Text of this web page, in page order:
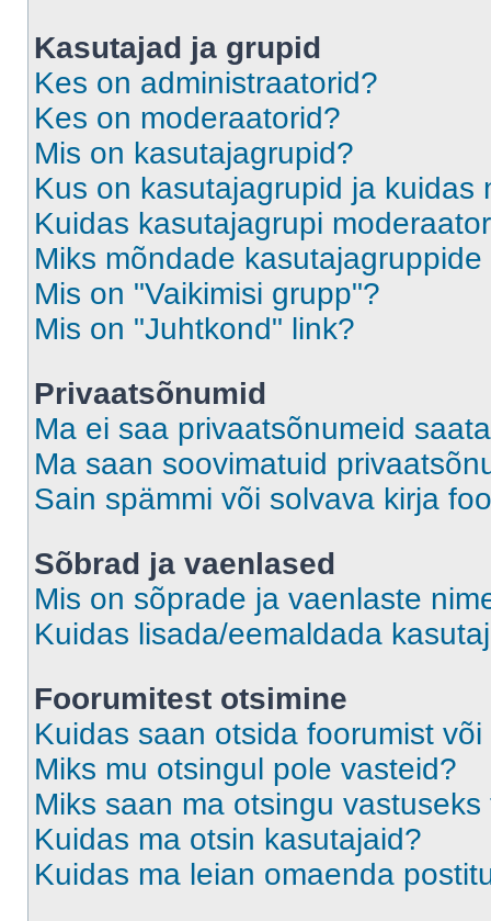
Kasutajad ja grupid
Kes on administraatorid?
Kes on moderaatorid?
Mis on kasutajagrupid?
Kus on kasutajagrupid ja kuidas
Kuidas kasutajagrupi
Miks mõndade
Mis on "Vaikimisi grupp"?
Mis on "Juhtkond" link?
Privaatsõnumid
Ma ei saa privaatsõnumeid
Ma saan soovimatuid
Sain spämmi või solvava kirja
Sõbrad ja vaenlased
Mis on sõprade ja vaenlaste
Kuidas lisada/eemaldada
Foorumitest otsimine
Kuidas saan otsida foorumist
Miks mu otsingul pole vasteid?
Miks saan ma otsingu
Kuidas ma otsin kasutajaid?
Kuidas ma leian omaenda